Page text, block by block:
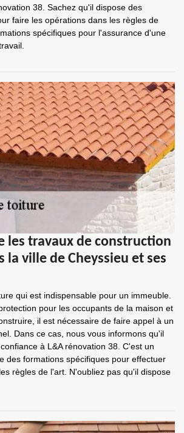
38. Sachez qu'il dispose des
faire les opérations dans les règles de
spécifiques pour l'assurance d'une
les travaux de construction
la ville de Cheyssieu et ses
qui est indispensable pour un immeuble.
pour les occupants de la maison et
il est nécessaire de faire appel à un
Dans ce cas, nous vous informons qu'il
à L&A rénovation 38. C'est un
des formations spécifiques pour effectuer
règles de l'art. N'oubliez pas qu'il dispose